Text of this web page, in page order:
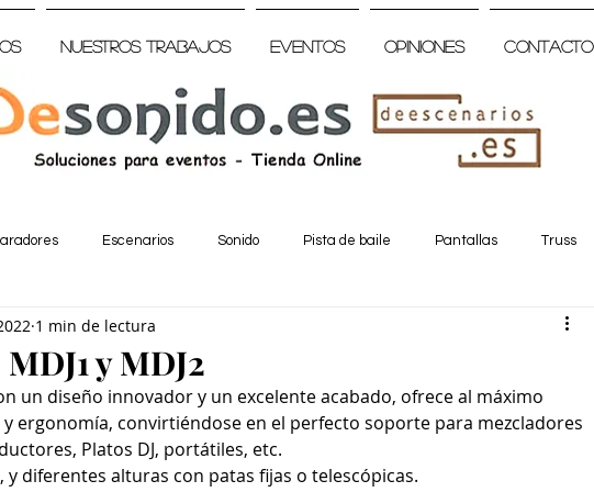
Nuestros trabajos Eventos Opiniones Contacto
Escenarios Sonido Pista de baile Pantallas Truss
y MDJ2
1 min de lectura
un diseño innovador y un excelente acabado, ofrece al máximo
ergonomía, convirtiéndose en el perfecto soporte para mezcladores
Platos DJ, portátiles, etc.
diferentes alturas con patas fijas o telescópicas.